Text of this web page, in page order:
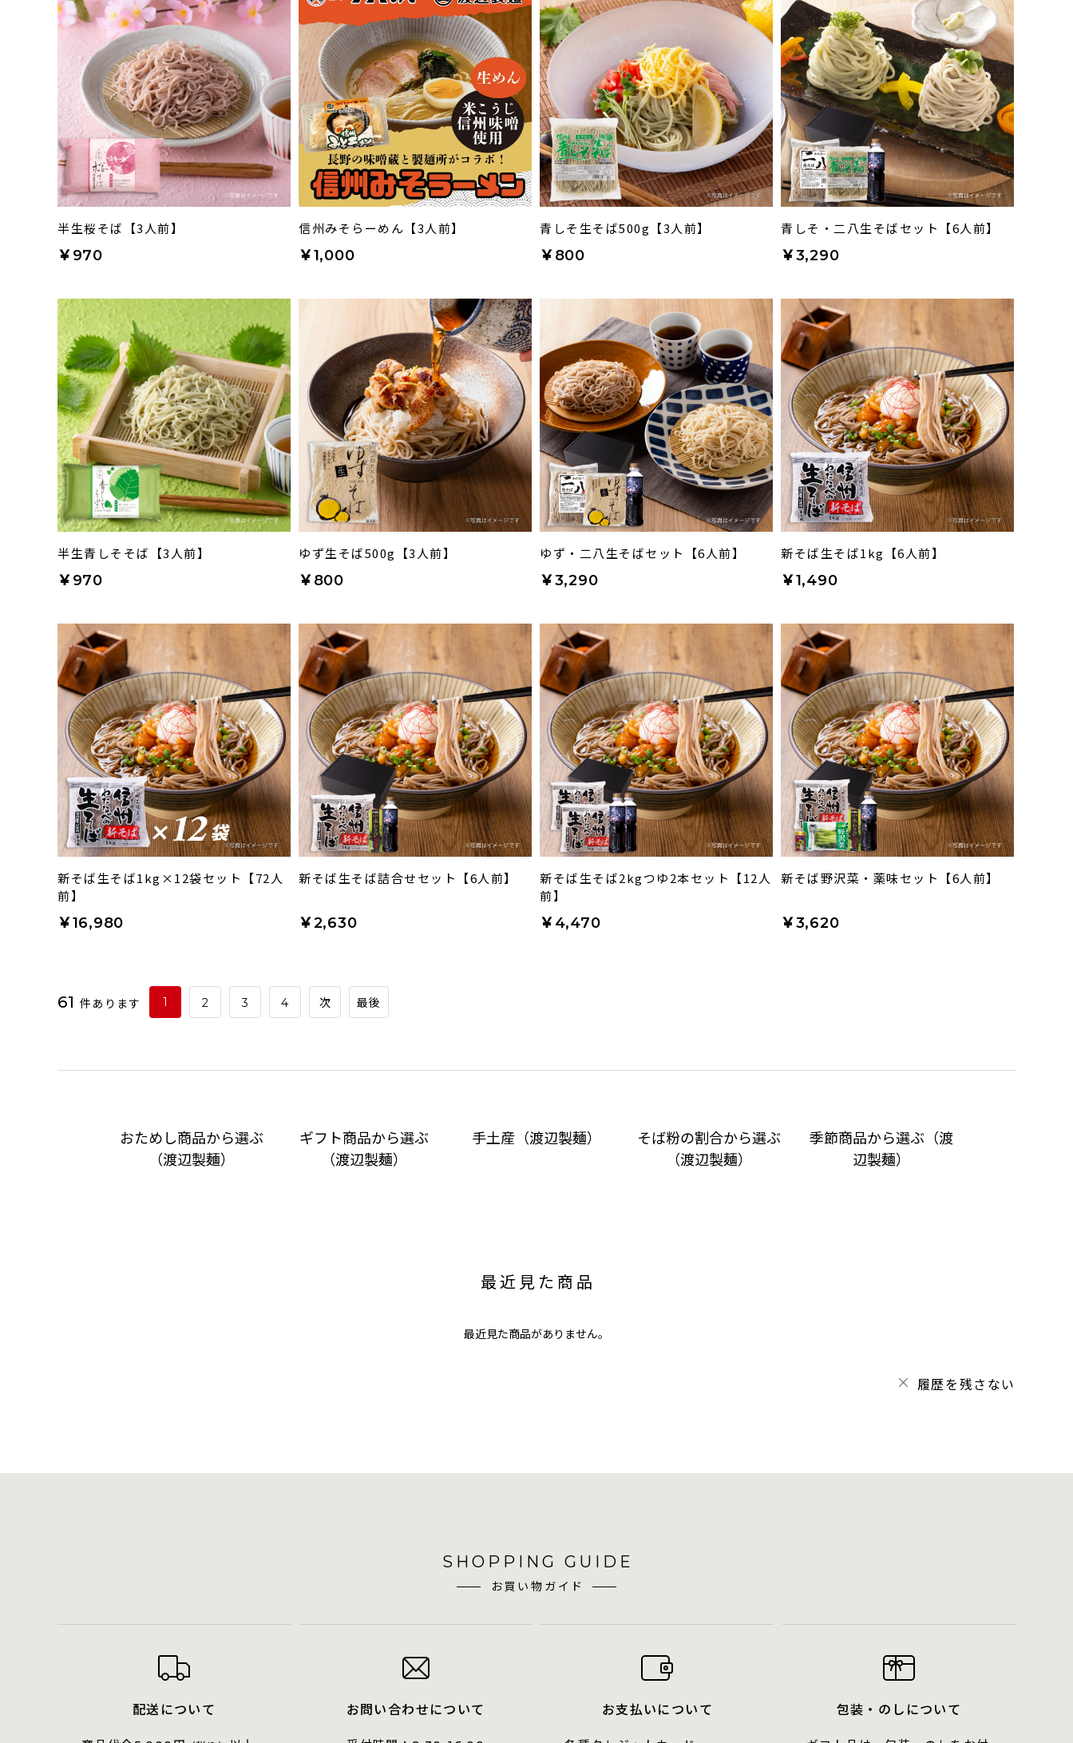
半生桜そば【3人前】
￥970
信州みそらーめん【3人前】
￥1,000
青しそ生そば500g【3人前】
￥800
青しそ・二八生そばセット【6人前】
￥3,290
半生青しそそば【3人前】
￥970
ゆず生そば500g【3人前】
￥800
ゆず・二八生そばセット【6人前】
￥3,290
新そば生そば1kg【6人前】
￥1,490
新そば生そば1kg×12袋セット【72人
前】
￥16,980
新そば生そば詰合せセット【6人前】
￥2,630
新そば生そば2kgつゆ2本セット【12人
前】
￥4,470
新そば野沢菜・薬味セット【6人前】
￥3,620
61 件あります 1 2 3 4 次 最後
おためし商品から選ぶ
（渡辺製麺）
ギフト商品から選ぶ
（渡辺製麺）
手土産（渡辺製麺）
そば粉の割合から選ぶ
（渡辺製麺）
季節商品から選ぶ（渡
辺製麺）
最近見た商品
最近見た商品がありません。
履歴を残さない
SHOPPING GUIDE
お買い物ガイド
配送について お問い合わせについて お支払いについて 包装・のしについて